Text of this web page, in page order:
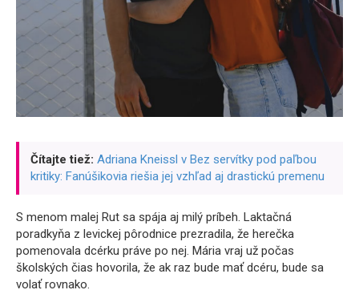
Čítajte tiež: Adriana Kneissl v Bez servítky pod paľbou
kritiky: Fanúšikovia riešia jej vzhľad aj drastickú premenu
S menom malej Rut sa spája aj milý príbeh. Laktačná
poradkyňa z levickej pôrodnice prezradila, že herečka
pomenovala dcérku práve po nej. Mária vraj už počas
školských čias hovorila, že ak raz bude mať dcéru, bude sa
volať rovnako.